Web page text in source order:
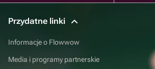
Przydatne linki
Informacje o Flowwow
Media i programy partnerskie